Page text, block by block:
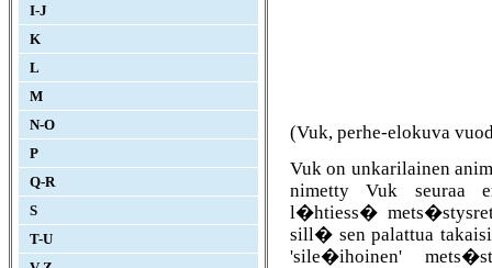
I-J
K
L
M
N-O
P
Q-R
S
T-U
(Vuk, perhe-elokuva
Vuk on unkarilainen
nimetty Vuk
l�htiess�
sill� sen palattua
'sile�ihoinen'